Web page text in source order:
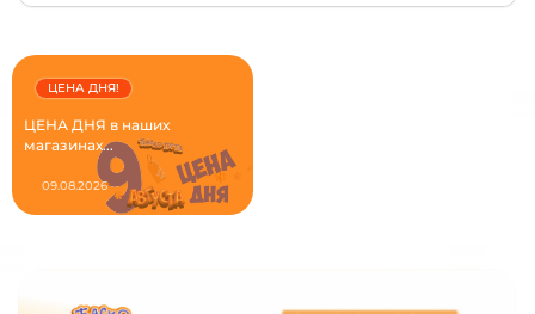
ЦЕНА ДНЯ в наших
магазинах...
ЦЕНА ДНЯ!
09.08.2026